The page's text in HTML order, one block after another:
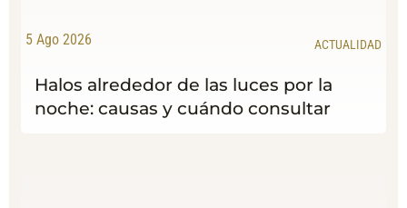
5 Ago 2026 ACTUALIDAD
Halos alrededor de las luces por la
noche: causas y cuándo consultar